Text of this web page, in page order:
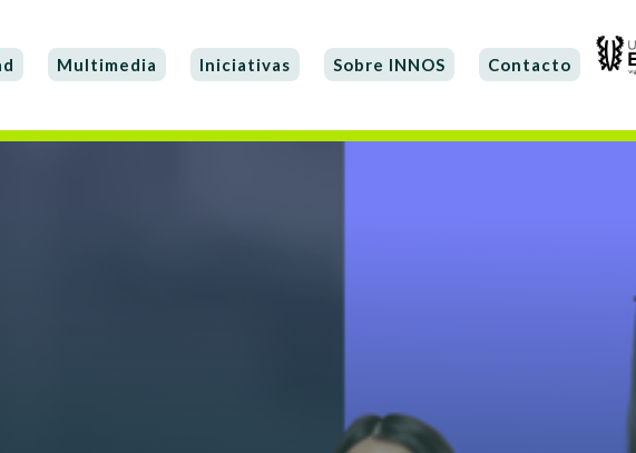
Multimedia Iniciativas Sobre INNOS Contacto